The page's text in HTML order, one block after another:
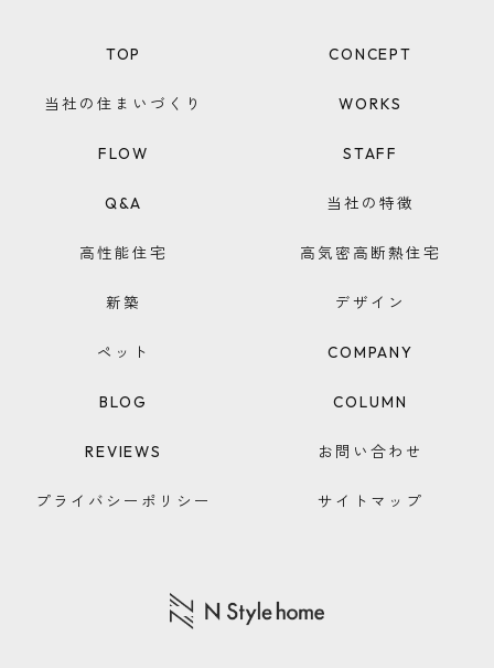
TOP CONCEPT
当社の住まいづくり WORKS
FLOW STAFF
Q&A 当社の特徴
高性能住宅 高気密高断熱住宅
新築 デザイン
ペット COMPANY
BLOG COLUMN
REVIEWS お問い合わせ
プライバシーポリシー サイトマップ